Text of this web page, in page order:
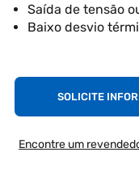
Saída de tensão
Baixo desvio
SOLICITE
Encontre um